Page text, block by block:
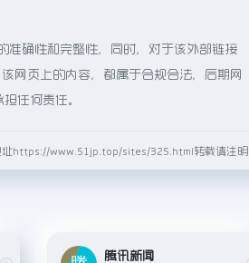
准确性和完整性，同时，对于该外部链接
网页上的内容，都属于合规合法，后期网
任何责任。
址https://www.51jp.top/sites/325.html转载请注明
腾讯新闻